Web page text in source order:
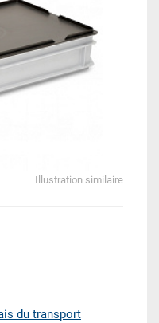
Illustration similaire
du transport